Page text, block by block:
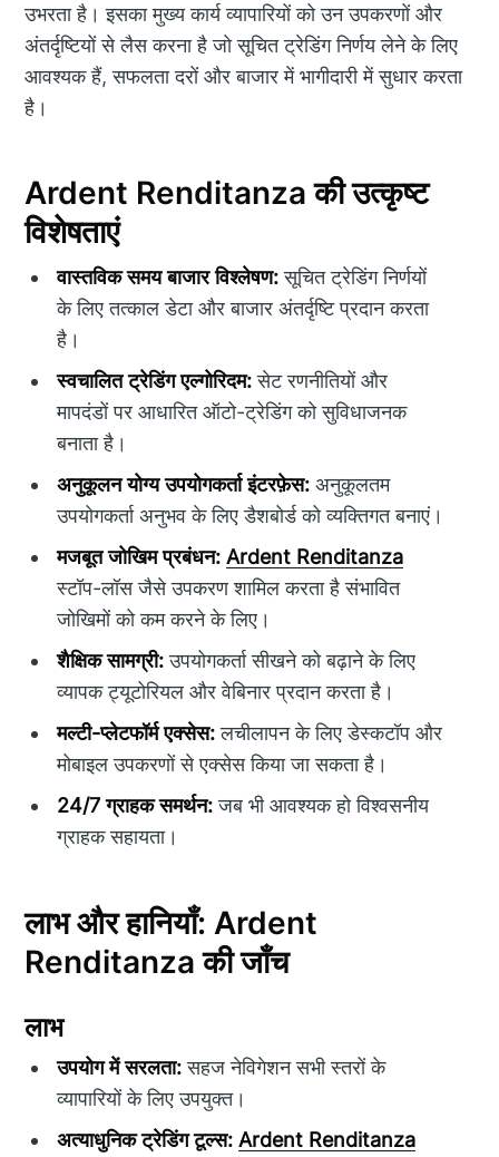
उभरता है। इसका मुख्य कार्य व्यापारियों को उन उपकरणों और
अंतर्दृष्टियों से लैस करना है जो सूचित ट्रेडिंग निर्णय लेने के लिए
आवश्यक हैं, सफलता दरों और बाजार में भागीदारी में सुधार करता
है।
Ardent Renditanza की उत्कृष्ट
विशेषताएं
वास्तविक समय बाजार विश्लेषण:सूचित ट्रेडिंग निर्णयों
के लिए तत्काल डेटा और बाजार अंतर्दृष्टि प्रदान करता
है।
स्वचालित ट्रेडिंग एल्गोरिदम:सेट रणनीतियों और
मापदंडों पर आधारित ऑटो-ट्रेडिंग को सुविधाजनक
बनाता है।
अनुकूलन योग्य उपयोगकर्ता इंटरफ़ेस: अनुकूलतम
उपयोगकर्ता अनुभव के लिए डैशबोर्ड को व्यक्तिगत बनाएं।
मजबूत जोखिम प्रबंधन: Ardent Renditanza
स्टॉप-लॉस जैसे उपकरण शामिल करता है संभावित
जोखिमों को कम करने के लिए।
शैक्षिक सामग्री:उपयोगकर्ता सीखने को बढ़ाने के लिए
व्यापक ट्यूटोरियल और वेबिनार प्रदान करता है।
मल्टी-प्लेटफॉर्म एक्सेस:लचीलापन के लिए डेस्कटॉप और
मोबाइल उपकरणों से एक्सेस किया जा सकता है।
24/7 ग्राहक समर्थन:जब भी आवश्यक हो विश्वसनीय
ग्राहक सहायता।
लाभ और हानियाँ: Ardent
Renditanza की जाँच
लाभ
उपयोग में सरलता:सहज नेविगेशन सभी स्तरों के
व्यापारियों के लिए उपयुक्त।
अत्याधुनिक ट्रेडिंग टूल्स: Ardent Renditanza